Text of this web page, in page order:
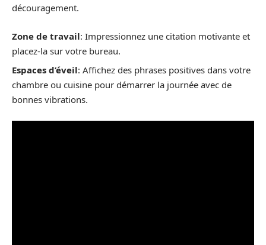
découragement.
Zone de travail: Impressionnez une citation motivante et
placez-la sur votre bureau.
Espaces d’éveil: Affichez des phrases positives dans votre
chambre ou cuisine pour démarrer la journée avec de
bonnes vibrations.